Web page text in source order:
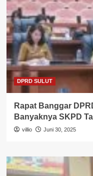
DPRD SULUT
Rapat Banggar
Banyaknya SKPD
villio Juni 30, 2025